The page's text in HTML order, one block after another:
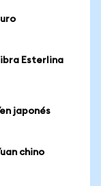
Esterlina
japonés
chino